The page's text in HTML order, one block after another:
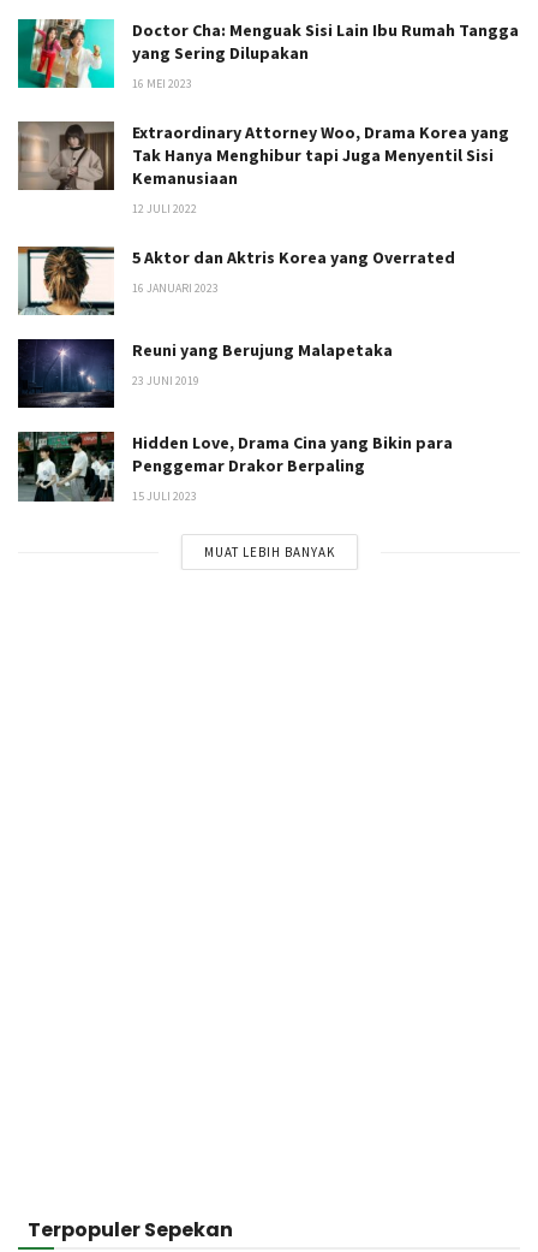
Doctor Cha: Menguak Sisi Lain Ibu Rumah Tangga
yang Sering Dilupakan
16 MEI 2023
Extraordinary Attorney Woo, Drama Korea yang
Tak Hanya Menghibur tapi Juga Menyentil Sisi
Kemanusiaan
12 JULI 2022
5 Aktor dan Aktris Korea yang Overrated
16 JANUARI 2023
Reuni yang Berujung Malapetaka
23 JUNI 2019
Hidden Love, Drama Cina yang Bikin para
Penggemar Drakor Berpaling
15 JULI 2023
MUAT LEBIH BANYAK
Terpopuler Sepekan